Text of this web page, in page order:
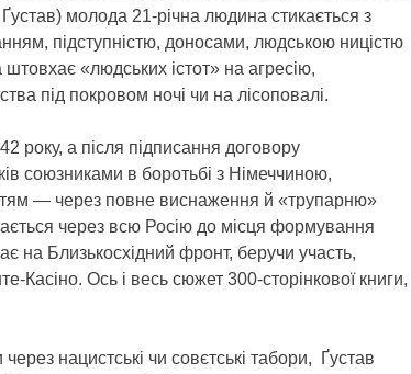
молода 21-річна людина стикається з
підступністю, доносами, людською ницістю
«людських істот» на агресію,
під покровом ночі чи на лісоповалі.
року, а після підписання договору
союзниками в боротьбі з Німеччиною,
— через повне виснаження й «трупарню»
через всю Росію до місця формування
на Близькосхідний фронт, беручи участь,
Касіно. Ось і весь сюжет 300-сторінкової книги,
через нацистські чи совєтські табори, Ґустав